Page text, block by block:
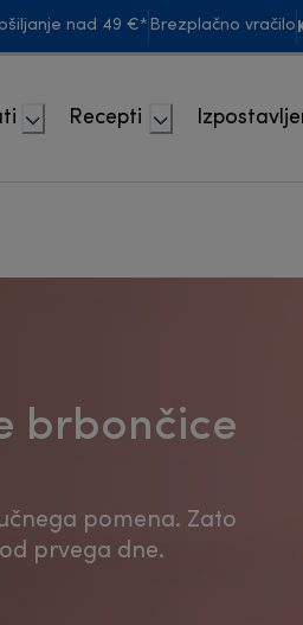
nad 49 €* Brezplačno vračilo
Recepti
brbončice
pomena. Zato
prvega dne.